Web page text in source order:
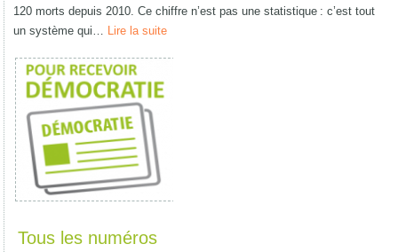
120 morts depuis 2010. Ce chiffre n’est pas une statistique : c’est tout
un système qui… Lire la suite
Tous les numéros